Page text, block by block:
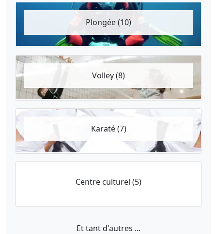
Plongée (10)
Volley (8)
Karaté (7)
Centre culturel (5)
Et tant d'autres ...